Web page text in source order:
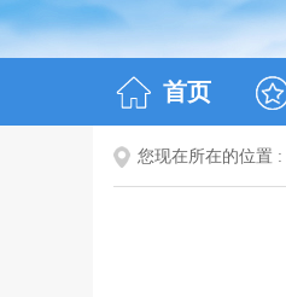
首页
您现在所在的位置 :